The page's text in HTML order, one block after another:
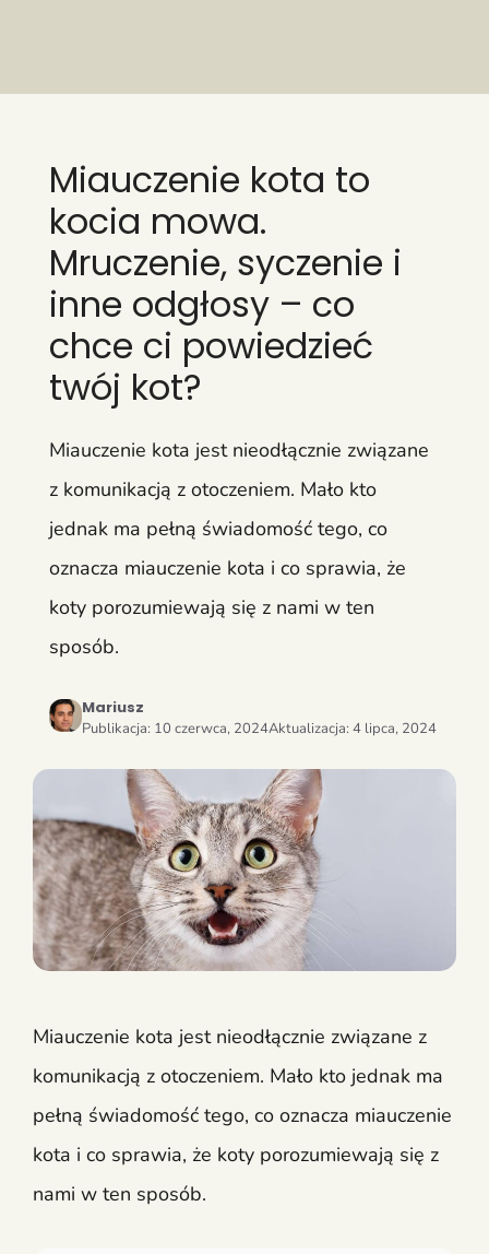
Miauczenie kota to
kocia mowa.
Mruczenie, syczenie i
inne odgłosy – co
chce ci powiedzieć
twój kot?
Miauczenie kota jest nieodłącznie związane
z komunikacją z otoczeniem. Mało kto
jednak ma pełną świadomość tego, co
oznacza miauczenie kota i co sprawia, że
koty porozumiewają się z nami w ten
sposób.
Mariusz
Publikacja: 10 czerwca, 2024Aktualizacja: 4 lipca, 2024
Miauczenie kota jest nieodłącznie związane z
komunikacją z otoczeniem. Mało kto jednak ma
pełną świadomość tego, co oznacza miauczenie
kota i co sprawia, że koty porozumiewają się z
nami w ten sposób.